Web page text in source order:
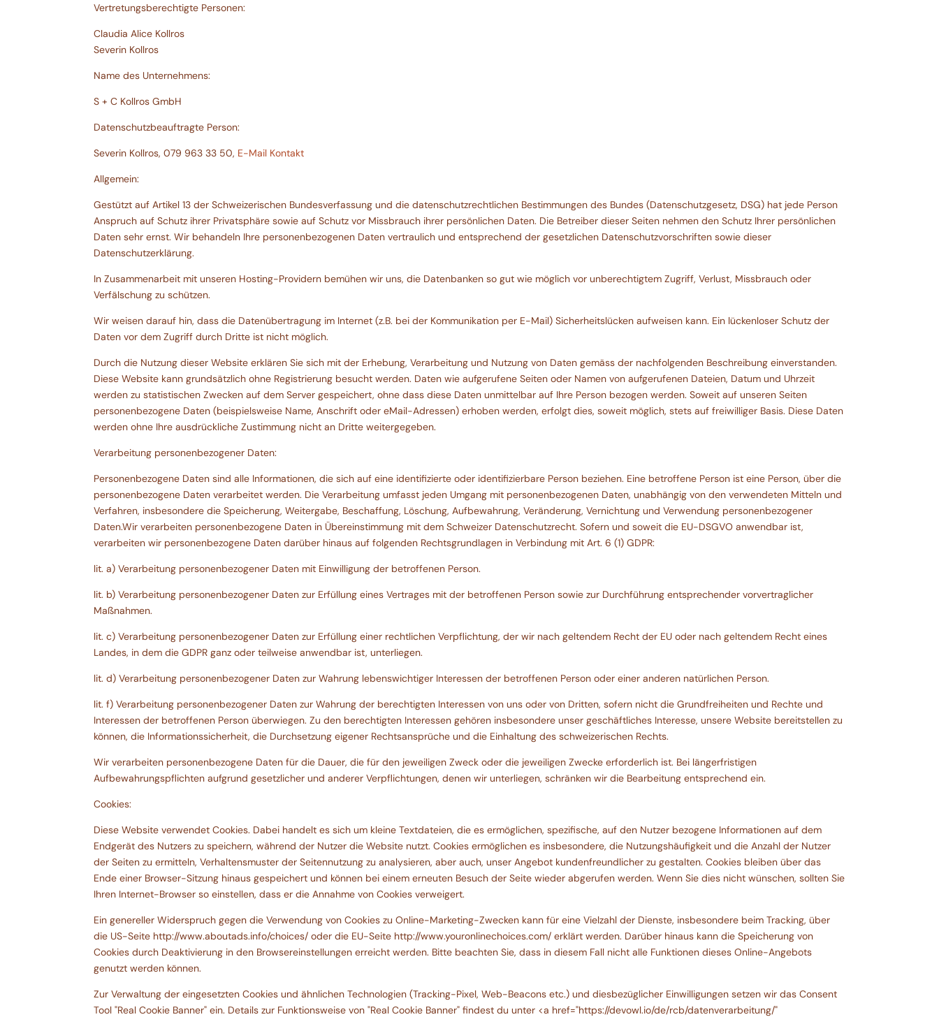
Vertretungsberechtigte Personen:
Claudia Alice Kollros
Severin Kollros
Name des Unternehmens:
S + C Kollros GmbH
Datenschutzbeauftragte Person:
Severin Kollros, 079 963 33 50, E-Mail Kontakt
Allgemein:
Gestützt auf Artikel 13 der Schweizerischen Bundesverfassung und die datenschutzrechtlichen Bestimmungen des Bundes (Datenschutzgesetz, DSG) hat jede Person
Anspruch auf Schutz ihrer Privatsphäre sowie auf Schutz vor Missbrauch ihrer persönlichen Daten. Die Betreiber dieser Seiten nehmen den Schutz Ihrer persönlichen
Daten sehr ernst. Wir behandeln Ihre personenbezogenen Daten vertraulich und entsprechend der gesetzlichen Datenschutzvorschriften sowie dieser
Datenschutzerklärung.
In Zusammenarbeit mit unseren Hosting-Providern bemühen wir uns, die Datenbanken so gut wie möglich vor unberechtigtem Zugriff, Verlust, Missbrauch oder
Verfälschung zu schützen.
Wir weisen darauf hin, dass die Datenübertragung im Internet (z.B. bei der Kommunikation per E-Mail) Sicherheitslücken aufweisen kann. Ein lückenloser Schutz der
Daten vor dem Zugriff durch Dritte ist nicht möglich.
Durch die Nutzung dieser Website erklären Sie sich mit der Erhebung, Verarbeitung und Nutzung von Daten gemäss der nachfolgenden Beschreibung einverstanden.
Diese Website kann grundsätzlich ohne Registrierung besucht werden. Daten wie aufgerufene Seiten oder Namen von aufgerufenen Dateien, Datum und Uhrzeit
werden zu statistischen Zwecken auf dem Server gespeichert, ohne dass diese Daten unmittelbar auf Ihre Person bezogen werden. Soweit auf unseren Seiten
personenbezogene Daten (beispielsweise Name, Anschrift oder eMail-Adressen) erhoben werden, erfolgt dies, soweit möglich, stets auf freiwilliger Basis. Diese Daten
werden ohne Ihre ausdrückliche Zustimmung nicht an Dritte weitergegeben.
Verarbeitung personenbezogener Daten:
Personenbezogene Daten sind alle Informationen, die sich auf eine identifizierte oder identifizierbare Person beziehen. Eine betroffene Person ist eine Person, über die
personenbezogene Daten verarbeitet werden. Die Verarbeitung umfasst jeden Umgang mit personenbezogenen Daten, unabhängig von den verwendeten Mitteln und
Verfahren, insbesondere die Speicherung, Weitergabe, Beschaffung, Löschung, Aufbewahrung, Veränderung, Vernichtung und Verwendung personenbezogener
Daten.Wir verarbeiten personenbezogene Daten in Übereinstimmung mit dem Schweizer Datenschutzrecht. Sofern und soweit die EU-DSGVO anwendbar ist,
verarbeiten wir personenbezogene Daten darüber hinaus auf folgenden Rechtsgrundlagen in Verbindung mit Art. 6 (1) GDPR:
lit. a) Verarbeitung personenbezogener Daten mit Einwilligung der betroffenen Person.
lit. b) Verarbeitung personenbezogener Daten zur Erfüllung eines Vertrages mit der betroffenen Person sowie zur Durchführung entsprechender vorvertraglicher
Maßnahmen.
lit. c) Verarbeitung personenbezogener Daten zur Erfüllung einer rechtlichen Verpflichtung, der wir nach geltendem Recht der EU oder nach geltendem Recht eines
Landes, in dem die GDPR ganz oder teilweise anwendbar ist, unterliegen.
lit. d) Verarbeitung personenbezogener Daten zur Wahrung lebenswichtiger Interessen der betroffenen Person oder einer anderen natürlichen Person.
lit. f) Verarbeitung personenbezogener Daten zur Wahrung der berechtigten Interessen von uns oder von Dritten, sofern nicht die Grundfreiheiten und Rechte und
Interessen der betroffenen Person überwiegen. Zu den berechtigten Interessen gehören insbesondere unser geschäftliches Interesse, unsere Website bereitstellen zu
können, die Informationssicherheit, die Durchsetzung eigener Rechtsansprüche und die Einhaltung des schweizerischen Rechts.
Wir verarbeiten personenbezogene Daten für die Dauer, die für den jeweiligen Zweck oder die jeweiligen Zwecke erforderlich ist. Bei längerfristigen
Aufbewahrungspflichten aufgrund gesetzlicher und anderer Verpflichtungen, denen wir unterliegen, schränken wir die Bearbeitung entsprechend ein.
Cookies:
Diese Website verwendet Cookies. Dabei handelt es sich um kleine Textdateien, die es ermöglichen, spezifische, auf den Nutzer bezogene Informationen auf dem
Endgerät des Nutzers zu speichern, während der Nutzer die Website nutzt. Cookies ermöglichen es insbesondere, die Nutzungshäufigkeit und die Anzahl der Nutzer
der Seiten zu ermitteln, Verhaltensmuster der Seitennutzung zu analysieren, aber auch, unser Angebot kundenfreundlicher zu gestalten. Cookies bleiben über das
Ende einer Browser-Sitzung hinaus gespeichert und können bei einem erneuten Besuch der Seite wieder abgerufen werden. Wenn Sie dies nicht wünschen, sollten Sie
Ihren Internet-Browser so einstellen, dass er die Annahme von Cookies verweigert.
Ein genereller Widerspruch gegen die Verwendung von Cookies zu Online-Marketing-Zwecken kann für eine Vielzahl der Dienste, insbesondere beim Tracking, über
die US-Seite http://www.aboutads.info/choices/ oder die EU-Seite http://www.youronlinechoices.com/ erklärt werden. Darüber hinaus kann die Speicherung von
Cookies durch Deaktivierung in den Browsereinstellungen erreicht werden. Bitte beachten Sie, dass in diesem Fall nicht alle Funktionen dieses Online-Angebots
genutzt werden können.
Zur Verwaltung der eingesetzten Cookies und ähnlichen Technologien (Tracking-Pixel, Web-Beacons etc.) und diesbezüglicher Einwilligungen setzen wir das Consent
Tool "Real Cookie Banner" ein. Details zur Funktionsweise von "Real Cookie Banner" findest du unter <a href="https://devowl.io/de/rcb/datenverarbeitung/"